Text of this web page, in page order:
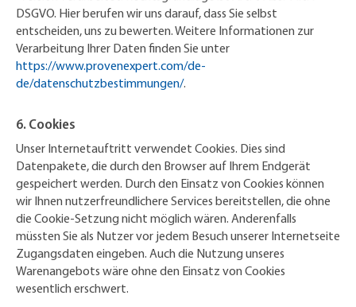
DSGVO. Hier berufen wir uns darauf, dass Sie selbst
entscheiden, uns zu bewerten. Weitere Informationen zur
Verarbeitung Ihrer Daten finden Sie unter
https://www.provenexpert.com/de-
de/datenschutzbestimmungen/.
6. Cookies
Unser Internetauftritt verwendet Cookies. Dies sind
Datenpakete, die durch den Browser auf Ihrem Endgerät
gespeichert werden. Durch den Einsatz von Cookies können
wir Ihnen nutzerfreundlichere Services bereitstellen, die ohne
die Cookie-Setzung nicht möglich wären. Anderenfalls
müssten Sie als Nutzer vor jedem Besuch unserer Internetseite
Zugangsdaten eingeben. Auch die Nutzung unseres
Warenangebots wäre ohne den Einsatz von Cookies
wesentlich erschwert.